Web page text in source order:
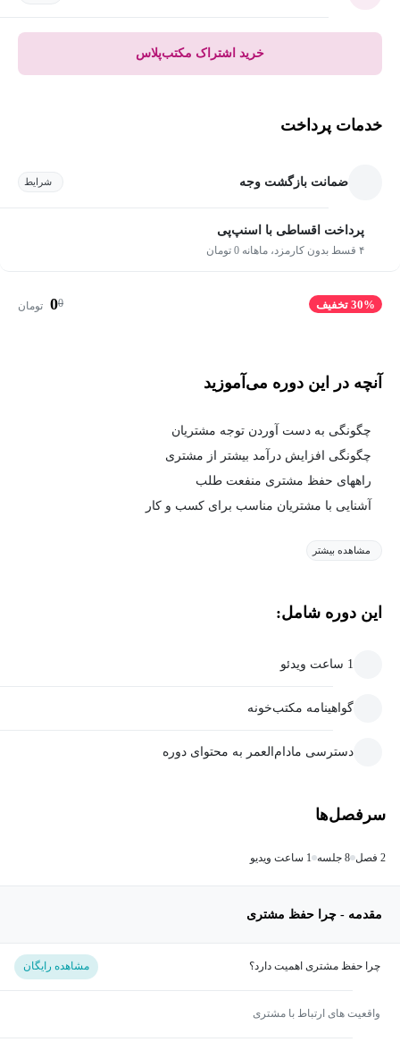
خرید اشتراک مکتب‌پلاس
خدمات پرداخت
ضمانت بازگشت وجه شرایط
پرداخت اقساطی با اسنپ‌پی
۴ قسط بدون کارمزد، ماهانه 0 تومان
30% تخفیف 0
0 تومان
آنچه در این دوره می‌آموزید
چگونگی به دست آوردن توجه مشتریان
چگونگی افزایش درآمد بیشتر از مشتری
راههای حفظ مشتری منفعت طلب
آشنایی با مشتریان مناسب برای کسب و کار
مشاهده بیشتر
این دوره شامل:
1 ساعت ویدئو
گواهینامه مکتب‌خونه
دسترسی مادام‌العمر به محتوای دوره
سرفصل‌ها
2 فصل 8 جلسه 1 ساعت ویدیو
مقدمه - چرا حفظ مشتری
چرا حفظ مشتری اهمیت دارد؟ مشاهده رایگان
واقعیت های ارتباط با مشتری